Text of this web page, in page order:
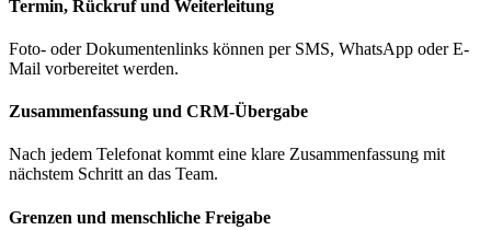
Termin, Rückruf und Weiterleitung
Foto- oder Dokumentenlinks können per SMS, WhatsApp oder E-
Mail vorbereitet werden.
Zusammenfassung und CRM-Übergabe
Nach jedem Telefonat kommt eine klare Zusammenfassung mit
nächstem Schritt an das Team.
Grenzen und menschliche Freigabe